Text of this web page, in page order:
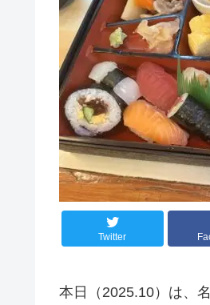
Twitter
本日（2025.10）は、